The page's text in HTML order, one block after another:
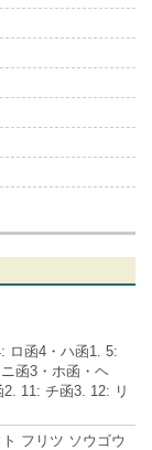
ロ函4・ハ函1. 5:
函3・ホ函・ヘ
11: チ函3. 12: リ
フリツ ソウゴウ